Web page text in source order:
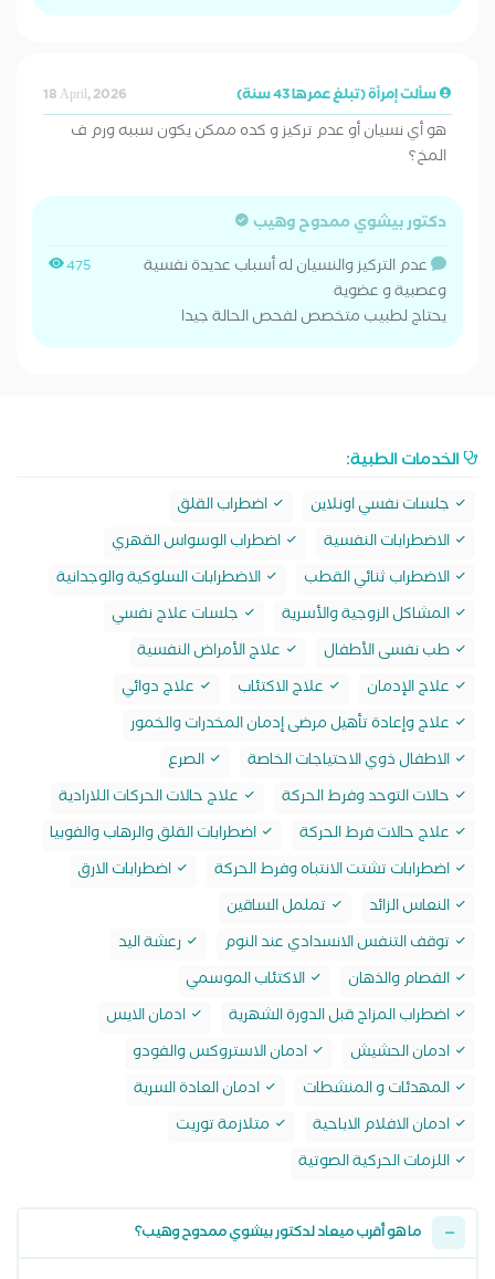
سألت إمرأة (تبلغ عمرها 43 سنة) 18 April, 2026
هو أي نسيان أو عدم تركيز و كده ممكن يكون سببه ورم ف
المخ؟
دكتور بيشوي ممدوح وهيب
475
عدم التركيز والنسيان له أسباب عديدة نفسية
وعصبية و عضوية
يحتاج لطبيب متخصص لفحص الحالة جيدا
الخدمات الطبية:
جلسات نفسي اونلاين
اضطراب القلق
الاضطرابات النفسية
اضطراب الوسواس القهري
الاضطراب ثنائي القطب
الاضطرابات السلوكية والوجدانية
المشاكل الزوجية والأسرية
جلسات علاج نفسي
طب نفسى الأطفال
علاج الأمراض النفسية
علاج الإدمان
علاج الاكتئاب
علاج دوائي
علاج وإعادة تأهيل مرضى إدمان المخدرات والخمور
الاطفال ذوي الاحتياجات الخاصة
الصرع
حالات التوحد وفرط الحركة
علاج حالات الحركات اللارادية
علاج حالات فرط الحركة
اضطرابات القلق والرهاب والفوبيا
اضطرابات تشتت الانتباه وفرط الحركة
اضطرابات الارق
النعاس الزائد
تململ الساقين
توقف التنفس الانسدادي عند النوم
رعشة اليد
الفصام والذهان
الاكتئاب الموسمي
اضطراب المزاج قبل الدورة الشهرية
ادمان الايس
ادمان الحشيش
ادمان الاستروكس والفودو
المهدئات و المنشطات
ادمان العادة السرية
ادمان الافلام الاباحية
متلازمة توريت
اللزمات الحركية الصوتية
ما هو أقرب ميعاد لدكتور بيشوي ممدوح وهيب؟